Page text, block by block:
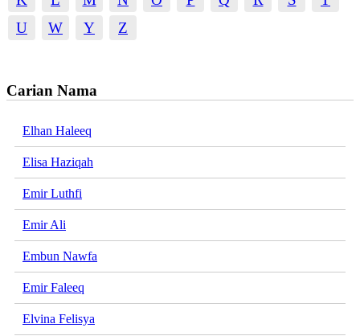
U
W Y Z
Carian Nama
Elhan Haleeq
Elisa Haziqah
Emir Luthfi
Emir Ali
Embun Nawfa
Emir Faleeq
Elvina Felisya